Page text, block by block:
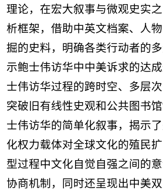
理论，在宏大叙事与微观史实
析框架，借助中英文档案、人
掘的史料，明确各类行动者的
示鲍士伟访华中中美诉求的达
士伟访华过程的跨时空、多层
突破旧有线性史观和公共图书馆
士伟访华的简单化叙事，揭示
化权力载体对全球文化的殖民
型过程中文化自觉自强之间的
协商机制，同时还呈现出中美